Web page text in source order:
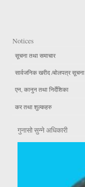
Notices
सूचना तथा समाचार
सार्वजनिक खरीद /बोलपत्र सूचना
एन, कानुन तथा निर्देशिका
कर तथा शुल्कहरु
गुनासो सुन्ने अधिकारी